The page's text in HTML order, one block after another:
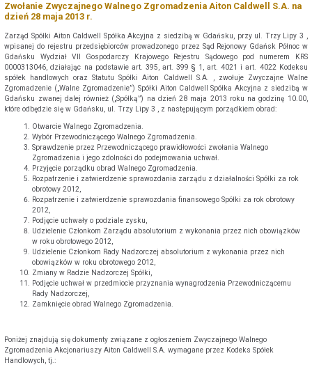
Zwołanie Zwyczajnego Walnego Zgromadzenia Aiton Caldwell S.A. na
dzień 28 maja 2013 r.
Zarząd Spółki Aiton Caldwell Spółka Akcyjna z siedzibą w Gdańsku, przy ul. Trzy Lipy 3 ,
wpisanej do rejestru przedsiębiorców prowadzonego przez Sąd Rejonowy Gdańsk Północ w
Gdańsku Wydział VII Gospodarczy Krajowego Rejestru Sądowego pod numerem KRS
0000313046, działając na podstawie art. 395, art. 399 § 1, art. 4021 i art. 4022 Kodeksu
spółek handlowych oraz Statutu Spółki Aiton Caldwell S.A. , zwołuje Zwyczajne Walne
Zgromadzenie („Walne Zgromadzenie”) Spółki Aiton Caldwell Spółka Akcyjna z siedzibą w
Gdańsku zwanej dalej również („Spółką”) na dzień 28 maja 2013 roku na godzinę 10.00,
które odbędzie się w Gdańsku, ul. Trzy Lipy 3 , z następującym porządkiem obrad:
Otwarcie Walnego Zgromadzenia.
Wybór Przewodniczącego Walnego Zgromadzenia.
Sprawdzenie przez Przewodniczącego prawidłowości zwołania Walnego
Zgromadzenia i jego zdolności do podejmowania uchwał.
Przyjęcie porządku obrad Walnego Zgromadzenia.
Rozpatrzenie i zatwierdzenie sprawozdania zarządu z działalności Spółki za rok
obrotowy 2012,
Rozpatrzenie i zatwierdzenie sprawozdania finansowego Spółki za rok obrotowy
2012,
Podjęcie uchwały o podziale zysku,
Udzielenie Członkom Zarządu absolutorium z wykonania przez nich obowiązków
w roku obrotowego 2012,
Udzielenie Członkom Rady Nadzorczej absolutorium z wykonania przez nich
obowiązków w roku obrotowego 2012,
Zmiany w Radzie Nadzorczej Spółki,
Podjęcie uchwał w przedmiocie przyznania wynagrodzenia Przewodniczącemu
Rady Nadzorczej,
Zamknięcie obrad Walnego Zgromadzenia.
Poniżej znajdują się dokumenty związane z ogłoszeniem Zwyczajnego Walnego
Zgromadzenia Akcjonariuszy Aiton Caldwell S.A. wymagane przez Kodeks Spółek
Handlowych, tj.: